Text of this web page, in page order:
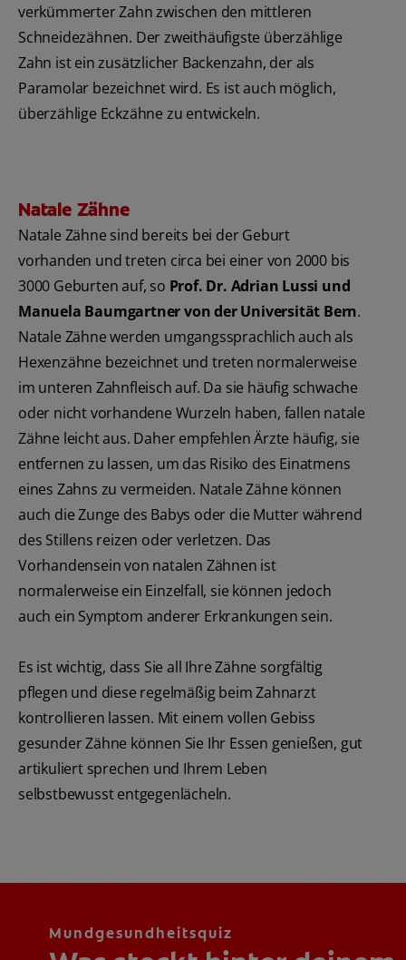
verkümmerter Zahn zwischen den mittleren
Schneidezähnen. Der zweithäufigste überzählige
Zahn ist ein zusätzlicher Backenzahn, der als
Paramolar bezeichnet wird. Es ist auch möglich,
überzählige Eckzähne zu entwickeln.
Natale Zähne
Natale Zähne sind bereits bei der Geburt
vorhanden und treten circa bei einer von 2000 bis
3000 Geburten auf, so Prof. Dr. Adrian Lussi und
Manuela Baumgartner von der Universität Bern.
Natale Zähne werden umgangssprachlich auch als
Hexenzähne bezeichnet und treten normalerweise
im unteren Zahnfleisch auf. Da sie häufig schwache
oder nicht vorhandene Wurzeln haben, fallen natale
Zähne leicht aus. Daher empfehlen Ärzte häufig, sie
entfernen zu lassen, um das Risiko des Einatmens
eines Zahns zu vermeiden. Natale Zähne können
auch die Zunge des Babys oder die Mutter während
des Stillens reizen oder verletzen. Das
Vorhandensein von natalen Zähnen ist
normalerweise ein Einzelfall, sie können jedoch
auch ein Symptom anderer Erkrankungen sein.
Es ist wichtig, dass Sie all Ihre Zähne sorgfältig
pflegen und diese regelmäßig beim Zahnarzt
kontrollieren lassen. Mit einem vollen Gebiss
gesunder Zähne können Sie Ihr Essen genießen, gut
artikuliert sprechen und Ihrem Leben
selbstbewusst entgegenlächeln.
Mundgesundheitsquiz